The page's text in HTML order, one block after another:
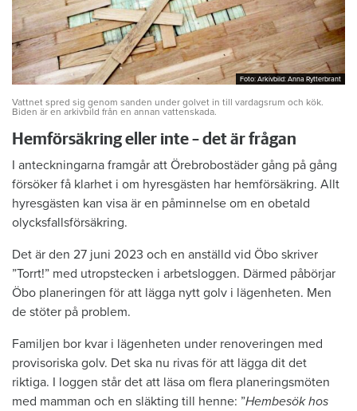
Foto: Arkivbild: Anna Rytterbrant
Foto: Arkivbild: Anna Rytterbrant
Vattnet spred sig genom sanden under golvet in till vardagsrum och kök.
Biden är en arkivbild från en annan vattenskada.
Hemförsäkring eller inte – det är frågan
I anteckningarna framgår att Örebrobostäder gång på gång
försöker få klarhet i om hyresgästen har hemförsäkring. Allt
hyresgästen kan visa är en påminnelse om en obetald
olycksfallsförsäkring.
Det är den 27 juni 2023 och en anställd vid Öbo skriver
”Torrt!” med utropstecken i arbetsloggen. Därmed påbörjar
Öbo planeringen för att lägga nytt golv i lägenheten. Men
de stöter på problem.
Familjen bor kvar i lägenheten under renoveringen med
provisoriska golv. Det ska nu rivas för att lägga dit det
riktiga. I loggen står det att läsa om flera planeringsmöten
med mamman och en släkting till henne: ”Hembesök hos